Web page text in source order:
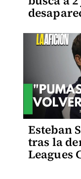
Esteban
tras la
Leagues